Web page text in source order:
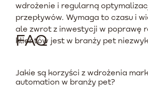
wdrożenie i regularną
przepływów. Wymaga to czasu i
ale zwrot z inwestycji w poprawę
klientów jest w branży pet
FAQ
Jakie są korzyści z wdrożenia
automation w branży pet?